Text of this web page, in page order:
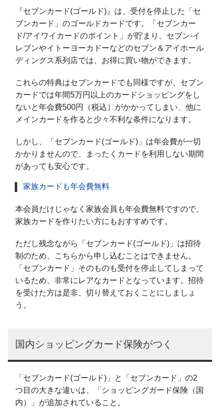
『セブンカード(ゴールド)』は、受付を停止した「セ
ブンカード」のゴールドカードです。「セブンカー
ド/アイワイカードのポイント」が貯まり、セブン-イ
レブンやイトーヨーカドーなどのセブン＆アイホール
ディングス系列店では、お得に買い物ができます。
これらの特典はセブンカードでも同様ですが、セブン
カードでは年間5万円以上のカードショッピングをし
ないと年会費500円（税込）がかかってしまい、他に
メインカードを作ると少々不利な条件になります。
しかし、「セブンカード(ゴールド)」は年会費が一切
かかりませんので、まったくカードを利用しない期間
があっても安心です。
家族カードも年会費無料
本会員だけじゃなく家族会員も年会費無料ですので、
家族カードを作りたい方にもおすすめです。
ただし残念ながら「セブンカード(ゴールド)」は招待
制のため、こちらから申し込むことはできません。
「セブンカード」そのものも受付を停止してしまって
いるため、非常にレアなカードとなっています。招待
を受けた方は是非、切り替えておくことにしましょ
う。
国内ショッピングカード保険がつく
「セブンカード(ゴールド)」と「セブンカード」の2
つ目の大きな違いは、「ショッピングガード保険（国
内）」が追加されていること。